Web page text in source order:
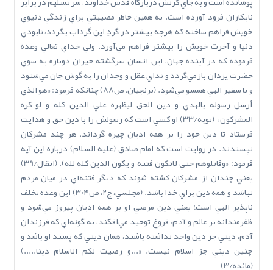
نابکاران فرود آورده است. به همين خاطر مصيبتي براي زندگي دنيوي
خويش فراهم ساخته که هرچه بيشتر در گردِ اين گرداب بگردد، نابودي
دنيا و آخرت خويش را بيشتر فراهم مي‌آورد. ولي خداي تعالي وعده
فرموده که در آينده جهان، اين انسان سرگشته حيران دوباره به سوي
حضرت يزدان بازمي‌گردد و نداي عقل و وجدان را به گوش جان مي‌شنود
و با سفير الهي همسو مي‌شود. (برنجيان، ص88) چنانکه فرمود: «هو الذي
أرسل رسوله بالهدي و دين الحق ليظهره علي الدين کله و لو کره
المشرکون» (توبه/33) او کسي است که رسولش را با دين حق و هدايت
فرستاد تا دين خود را بر همه اديان چيره گرداند، هر چند مشرکان
نپسندند. در روايت است که امام صادق (عليه السلام) درباره اين آيه
فرمود: «وقاتلوهم حتي لاتکون فتنه و يکون الدين كله لله). (انقال/39)
يعني چندان از مشرکان کشته شوند که ديگر فتنه‌اي در ميان مردم
نباشد و همه دين براي خدا باشد. (مجلسي، ج2، ص304) اين وعده تخلف
ناپذير الهي است؛ يعني دين مرضي او بر همه اديان پيروز مي‌شود و
ظفرمندانه بر عالم و آدم، فروغ توحيد‌ مي‌افکند، به گونه‌اي که فرزندان
آدم، ديني جز دين واحد نداشته باشند، همان ديني که پسند او باشد و
چنين ديني جز اسلام نيست. «...و رضيت لکم الاسلام دينا.....)
(مائده/3)